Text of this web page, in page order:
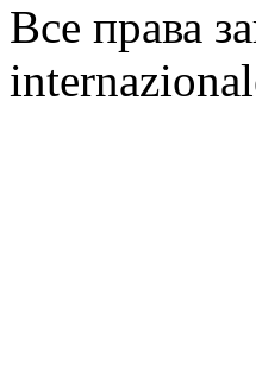
Все права